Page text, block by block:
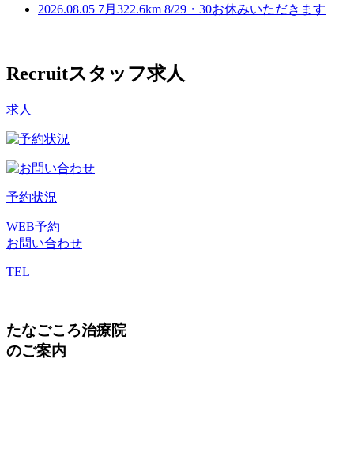
2026.08.05 7月322.6km 8/29・30お休みいただきます
Recruitスタッフ求人
求人
予約状況
WEB予約
お問い合わせ
TEL
たなごころ治療院
のご案内